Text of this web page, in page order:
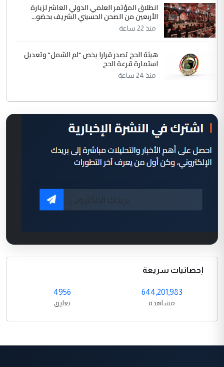
انطلاق المؤتمر العلمي الدولي العاشر لزيارة
الأربعين من الصحن الحسيني الشريف بحضو...
منذ 22 ساعة
هيئة الحج تصدر قرارا يخص "لم الشمل" وتعديل
استمارة قرعة الحج
منذ 24 ساعة
إحصائيات سريعة
644,201,983
مشاهدة
4956
تعليق